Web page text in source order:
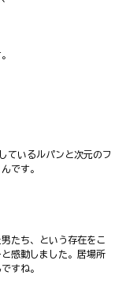
ているルパンと次元のフ
です。
たち、という存在をこ
感動しました。居場所
すね。